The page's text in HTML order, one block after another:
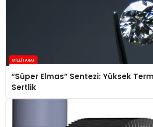
“Süper Elmas” Sentezi: Yüksek
Sertlik